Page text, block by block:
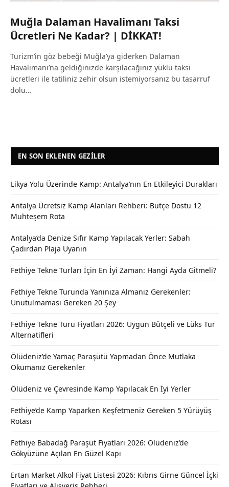
Muğla Dalaman Havalimanı Taksi
Ücretleri Ne Kadar? | DİKKAT!
Turizm’in göz bebeği Muğla’ya giderken Dalaman
Havalimanı’na geldiğinizde karşılacağınız yüklü taksi
ücretleri ile tatiliniz zehir olsun istemiyorsanız bu tasarruf
dolu…
EN SON EKLENEN GEZILER
Likya Yolu Üzerinde Kamp: Antalya’nın En Etkileyici Durakları
Antalya Ücretsiz Kamp Alanları Rehberi: Bütçe Dostu 12
Muhteşem Rota
Antalya’da Denize Sıfır Kamp Yapılacak Yerler: Sabah
Çadırdan Plaja Uyanın
Fethiye Tekne Turları İçin En İyi Zaman: Hangi Ayda Gitmeli?
Fethiye Tekne Turunda Yanınıza Almanız Gerekenler:
Unutulmaması Gereken 20 Şey
Fethiye Tekne Turu Fiyatları 2026: Uygun Bütçeli ve Lüks Tur
Alternatifleri
Ölüdeniz’de Yamaç Paraşütü Yapmadan Önce Mutlaka
Okumanız Gerekenler
Ölüdeniz ve Çevresinde Kamp Yapılacak En İyi Yerler
Fethiye’de Kamp Yaparken Keşfetmeniz Gereken 5 Yürüyüş
Rotası
Fethiye Babadağ Paraşüt Fiyatları 2026: Ölüdeniz’de
Gökyüzüne Açılan En Güzel Kapı
Ertan Market Alkol Fiyat Listesi 2026: Kıbrıs Girne Güncel İçki